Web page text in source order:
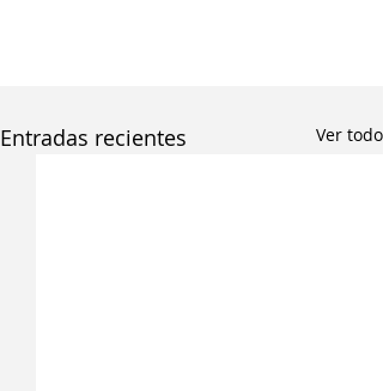
Entradas recientes Ver todo